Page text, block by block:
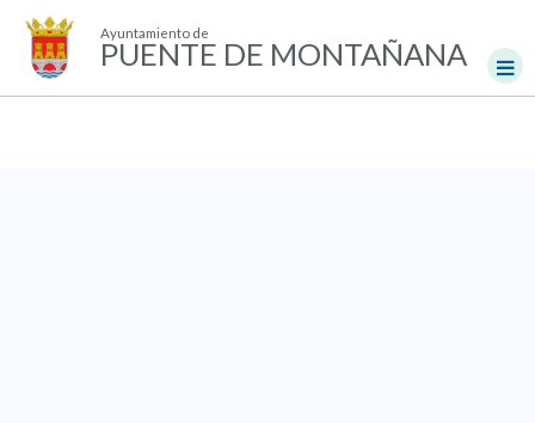
Ayuntamiento de
PUENTE DE MONTAÑANA